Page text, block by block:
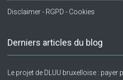
Disclaimer - RGPD - Cookies
Derniers articles du blog
Le projet de DLUU bruxelloise : payer